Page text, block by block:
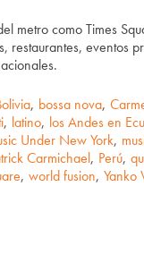
metro como Times
restaurantes, eventos
, bossa nova,
, latino, los Andes en
Under New York,
Carmichael, Perú,
, world fusion, Yanko